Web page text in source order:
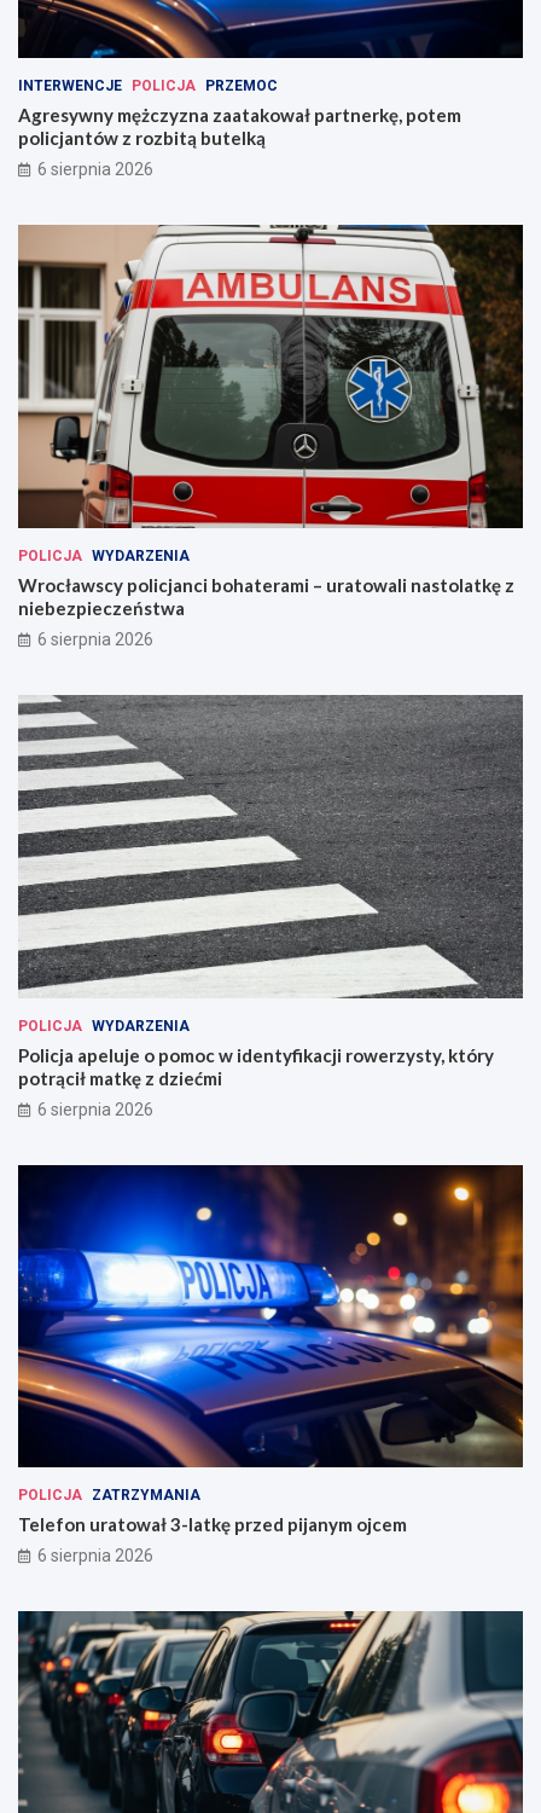
INTERWENCJE POLICJA PRZEMOC
Agresywny mężczyzna zaatakował partnerkę, potem
policjantów z rozbitą butelką
6 sierpnia 2026
POLICJA WYDARZENIA
Wrocławscy policjanci bohaterami – uratowali nastolatkę z
niebezpieczeństwa
6 sierpnia 2026
POLICJA WYDARZENIA
Policja apeluje o pomoc w identyfikacji rowerzysty, który
potrącił matkę z dziećmi
6 sierpnia 2026
POLICJA ZATRZYMANIA
Telefon uratował 3-latkę przed pijanym ojcem
6 sierpnia 2026